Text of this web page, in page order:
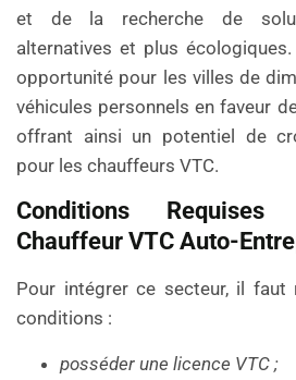
et de la recherche de
alternatives et plus écologiques.
opportunité pour les villes de
véhicules personnels en faveur
offrant ainsi un potentiel de
pour les chauffeurs VTC.
Conditions
Chauffeur VTC Auto-
Pour intégrer ce secteur, il faut
conditions :
posséder une licence VTC ;